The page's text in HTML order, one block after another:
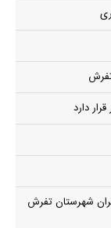
دارد
شهرستان تفرش